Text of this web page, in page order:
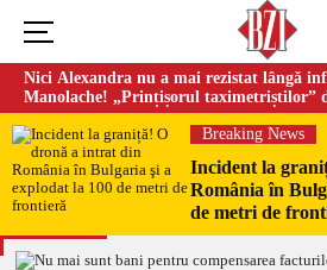
Nici Alexandra nu a mai rezistat lângă
Manolache! „Prințișorul taximetriștilor”
doi ani de căsnicie
Breaking News
Incident la
România în
de metri de